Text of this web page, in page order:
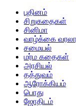
புதினம்
சிறுகதைகள்
சினிமா
வாழ்க்கை
சமையல்
மர்ம கதைகள்
அரசியல்
தத்துவம்
ஆரோக்கியம்
பொது
ஜோதிடம்